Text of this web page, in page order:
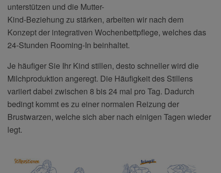
unterstützen und die Mutter-
Kind-Beziehung zu stärken, arbeiten wir nach dem
Konzept der integrativen Wochenbettpflege, welches das
24-Stunden Rooming-In beinhaltet.
Je häufiger Sie Ihr Kind stillen, desto schneller wird die
Milchproduktion angeregt. Die Häufigkeit des Stillens
variiert dabei zwischen 8 bis 24 mal pro Tag. Dadurch
bedingt kommt es zu einer normalen Reizung der
Brustwarzen, welche sich aber nach einigen Tagen wieder
legt.